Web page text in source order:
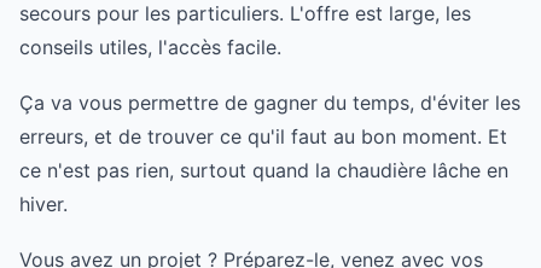
secours pour les particuliers. L'offre est large, les
conseils utiles, l'accès facile.
Ça va vous permettre de gagner du temps, d'éviter les
erreurs, et de trouver ce qu'il faut au bon moment. Et
ce n'est pas rien, surtout quand la chaudière lâche en
hiver.
Vous avez un projet ? Préparez-le, venez avec vos